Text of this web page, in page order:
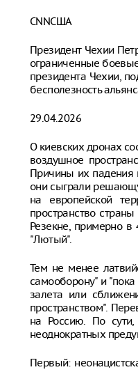
CNNСША
Президент Чехии
ограниченные
президента Чехии,
бесполезность
29.04.2026
О киевских дронах
воздушное
Причины их падения
они сыграли
на европейской
пространство
Резекне, примерно
"Лютый".
Тем не менее
самооборону" и
залета или
пространством".
на Россию. По
неоднократных
Первый: